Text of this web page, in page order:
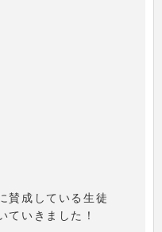
賛成している生徒
ていきました！